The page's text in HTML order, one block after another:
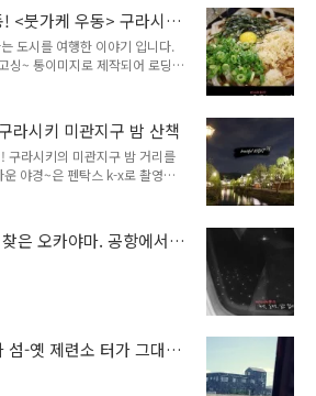
산도,모미지만쥬! (일본 히로시
남녀혼욕 무료노천탕, 오카야마
야 료칸) [일본] 온천료칸여행-
본 세토우치 여행, 유노쿠라츠
- 생굴요리,사슴,오모테산도,모
치 여행기) [일본] 미야지마 1
(히로시마,미야지마,구라시키,
<붓가케 우동> 구라시키
도시를 여행한 이야기 입니다.
싱~ 통이미지로 제작되어 로딩시
세요 :) 사진은 펜탁스 k-x로 촬
라시키 미관지구 밤 산책
구라시키의 미관지구 밤 거리를
야경~은 펜탁스 k-x로 촬영했
이 느릴 수도 있으니 기다려주세
은 오카야마. 공항에서
숙소
섬-옛 제련소 터가 그대로
영지